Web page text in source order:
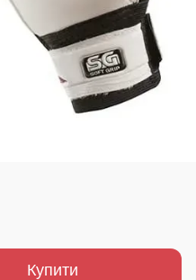
Купити